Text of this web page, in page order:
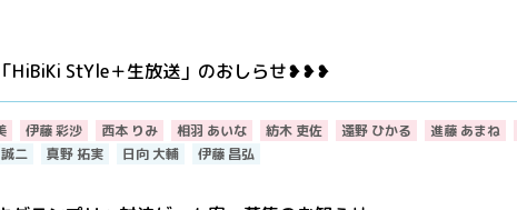
HiBiKi StYle＋生放送」のおしらせ❥❥❥
伊藤 彩沙 西本 りみ 相羽 あいな 紡木 吏佐 遠野 ひかる 進藤 あまね
二 真野 拓実 日向 大輔 伊藤 昌弘